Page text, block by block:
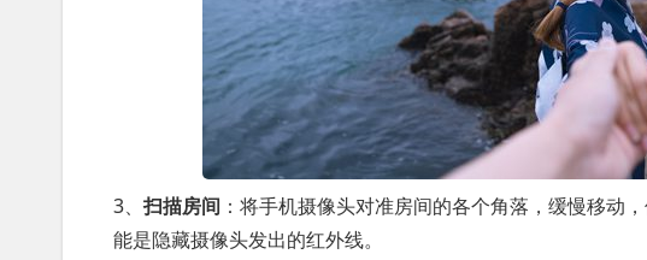
3、扫描房间 ：将手机摄像头对准房间的各个角落，缓慢移动
能是隐藏摄像头发出的红外线。